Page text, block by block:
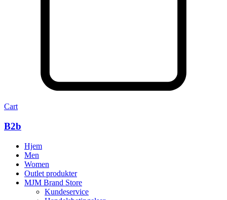
Cart
B2b
Hjem
Men
Women
Outlet produkter
MJM Brand Store
Kundeservice